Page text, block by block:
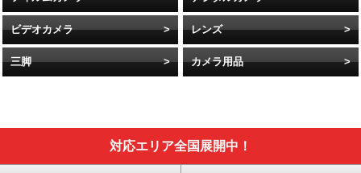
ビデオカメラ レンズ
三脚 カメラ用品
対応エリア全国展開中！